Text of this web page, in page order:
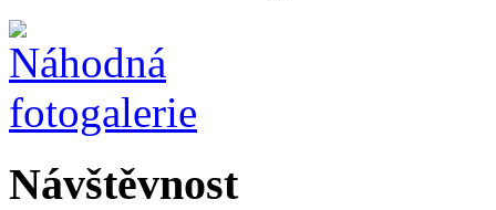
Návštěvnost